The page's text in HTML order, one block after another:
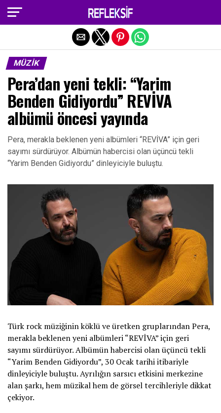
MÜZIK
Pera’dan yeni tekli: “Yarim
Benden Gidiyordu” REVİVA
albümü öncesi yayında
Pera, merakla beklenen yeni albümleri “REVİVA” için geri
sayımı sürdürüyor. Albümün habercisi olan üçüncü tekli
“Yarim Benden Gidiyordu” dinleyiciyle buluştu.
Türk rock müziğinin köklü ve üretken gruplarından Pera,
merakla beklenen yeni albümleri “REVİVA” için geri
sayımı sürdürüyor. Albümün habercisi olan üçüncü tekli
“Yarim Benden Gidiyordu”, 30 Ocak tarihi itibariyle
dinleyiciyle buluştu. Ayrılığın sarsıcı etkisini merkezine
alan şarkı, hem müzikal hem de görsel tercihleriyle dikkat
çekiyor.
Exit mobile version